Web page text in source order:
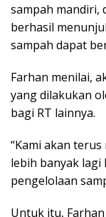
sampah mandiri,
berhasil
sampah dapat
Farhan menilai,
yang dilakukan
bagi RT lainnya.
“Kami akan
lebih banyak lagi
pengelolaan
Untuk itu,